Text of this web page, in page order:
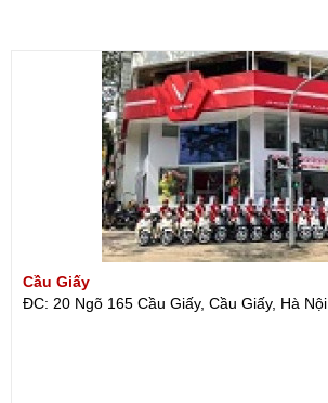
Cầu Giấy
ĐC: 20 Ngõ 165 Cầu Giấy, Cầu Giấy, Hà Nội